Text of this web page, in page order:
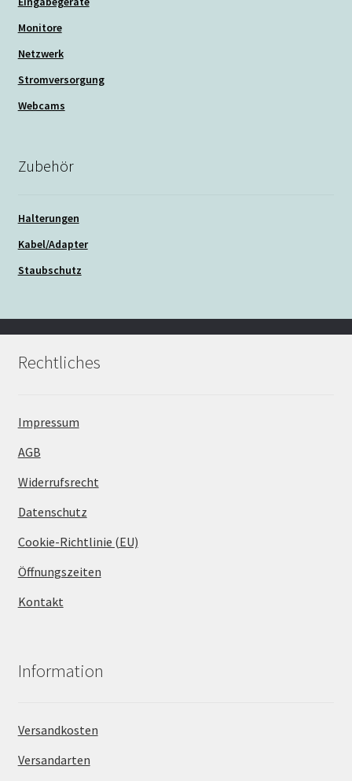
Monitore
Netzwerk
Stromversorgung
Webcams
Zubehör
Halterungen
Kabel/Adapter
Staubschutz
Rechtliches
Impressum
AGB
Widerrufsrecht
Datenschutz
Cookie-Richtlinie (EU)
Öffnungszeiten
Kontakt
Information
Versandkosten
Versandarten